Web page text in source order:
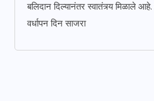
बलिदान दिल्यानंतर स्वातंत्र्य मिळाले
वर्धापन दिन साजरा